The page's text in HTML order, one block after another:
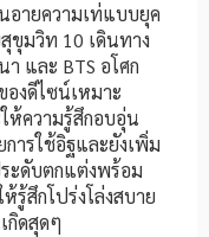
อายความเท่แบบยุค
ขุมวิท 10 เดินทาง
และ BTS อโศก
งดีไซน์เหมาะ
ห้ความรู้สึกอบอุ่น
ารใช้อิฐและยังเพิ่ม
ะดับตกแต่งพร้อม
รู้สึกโปร่งโล่งสบาย
กิดสุดๆ